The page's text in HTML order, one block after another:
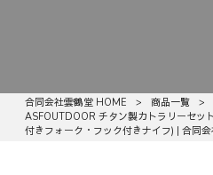
合同会社雲鶴堂 HOME > 商品一覧
>
ASFOUTDOOR チタン製カトラリーセッ
付きフォーク・フック付きナイフ) | 合同